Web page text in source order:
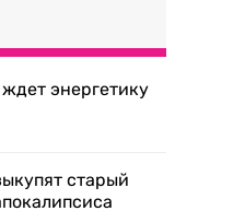
энергетику
старый